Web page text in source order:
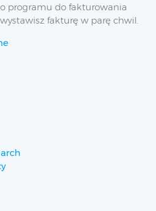
programu do fakturowania
fakturę w parę chwil.